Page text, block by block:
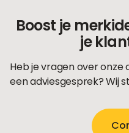
Boost je
je
Heb je vragen over onze
een adviesgesprek? Wij